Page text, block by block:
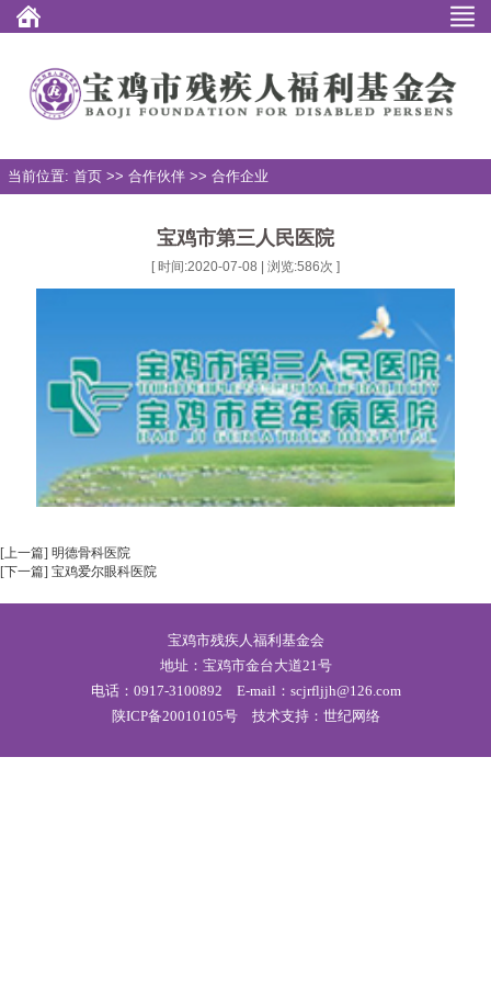
当前位置: 首页 >> 合作伙伴 >> 合作企业
宝鸡市第三人民医院
[ 时间:2020-07-08 | 浏览:586次 ]
[上一篇] 明德骨科医院
[下一篇] 宝鸡爱尔眼科医院
宝鸡市残疾人福利基金会
地址：宝鸡市金台大道21号
电话：0917-3100892 E-mail：scjrfljjh@126.com
陕ICP备20010105号技术支持：世纪网络